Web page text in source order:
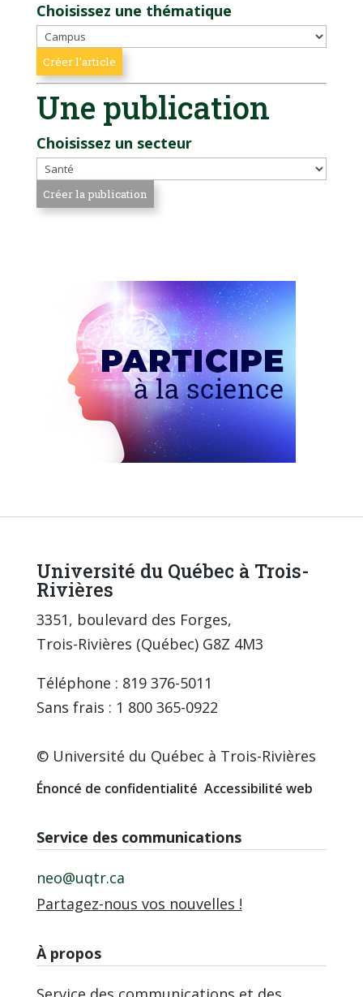
Choisissez une thématique
Une publication
Choisissez un secteur
Université du Québec à Trois-
Rivières
3351, boulevard des Forges,
Trois-Rivières (Québec) G8Z 4M3
Téléphone : 819 376-5011
Sans frais : 1 800 365-0922
© Université du Québec à Trois-Rivières
Énoncé de confidentialité Accessibilité web
Service des communications
neo@uqtr.ca
Partagez-nous vos nouvelles !
À propos